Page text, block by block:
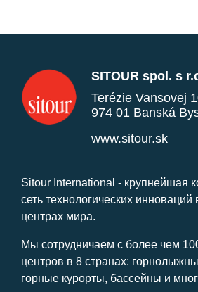
SITOUR spol. s
Terézie Vansovej
974 01 Banská
www.sitour.sk
Sitour International - крупнейшая
сеть технологических инноваций
центрах мира.
Мы сотрудничаем с более чем
центров в 8 странах:
горные курорты, бассейны и